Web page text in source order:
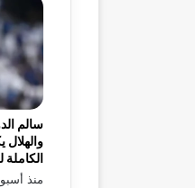
سالم
الكاملة
منذ